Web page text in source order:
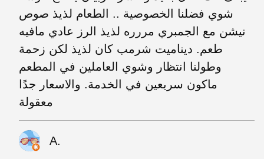
شوي فضلنا الخصوصية .. الطعام لذيذ صوص
نيشن مع الجمبري مررره لذيذ الرز عادي مافيه
طعم. ديناميت شرمب كان لذيذ لكن زحمة
وطولنا انتظار وشوي العاملين في المطعم
ماكون سريعين في الخدمة. والاسعار جدًا
معقولة
A.